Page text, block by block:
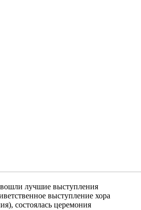
лучшие выступления
выступление хора
состоялась церемония